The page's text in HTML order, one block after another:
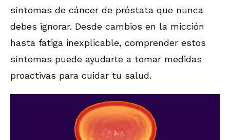
síntomas de cáncer de próstata que nunca
debes ignorar. Desde cambios en la micción
hasta fatiga inexplicable, comprender estos
síntomas puede ayudarte a tomar medidas
proactivas para cuidar tu salud.